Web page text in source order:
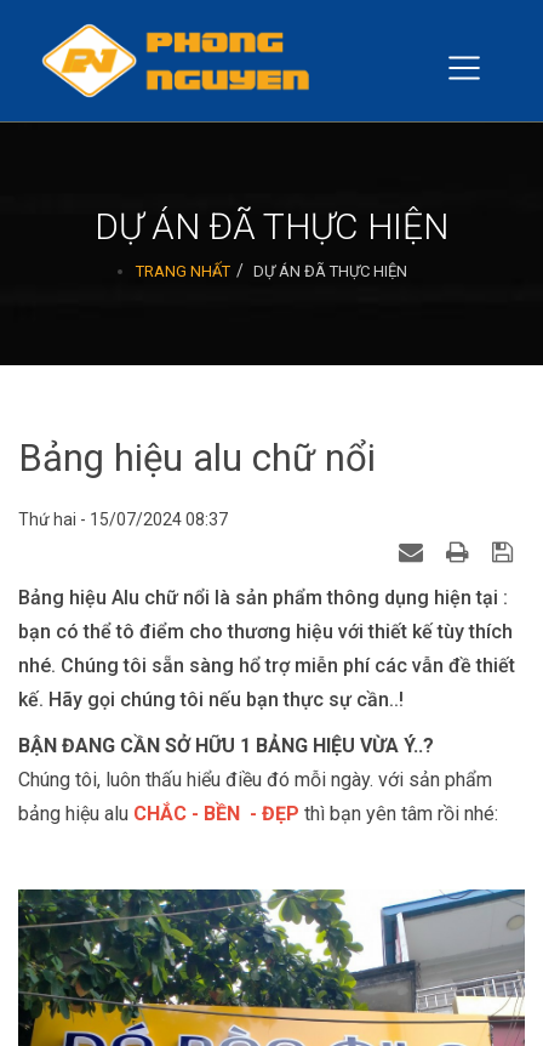
DỰ ÁN ĐÃ THỰC HIỆN
TRANG NHẤT DỰ ÁN ĐÃ THỰC HIỆN
Bảng hiệu alu chữ nổi
Thứ hai - 15/07/2024 08:37
Bảng hiệu Alu chữ nổi là sản phẩm thông dụng hiện tại :
bạn có thể tô điểm cho thương hiệu với thiết kế tùy thích
nhé. Chúng tôi sẵn sàng hổ trợ miễn phí các vẫn đề thiết
kế. Hãy gọi chúng tôi nếu bạn thực sự cần..!
BẬN ĐANG CẦN SỞ HỮU 1 BẢNG HIỆU VỪA Ý..?
Chúng tôi, luôn thấu hiểu điều đó mỗi ngày. với sản phẩm
bảng hiệu alu CHẮC - BỀN - ĐẸP thì bạn yên tâm rồi nhé: